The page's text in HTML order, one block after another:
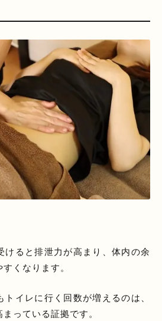
けると排泄力が高まり、体内の余
くなります。
イレに行く回数が増えるのは、
っている証拠です。